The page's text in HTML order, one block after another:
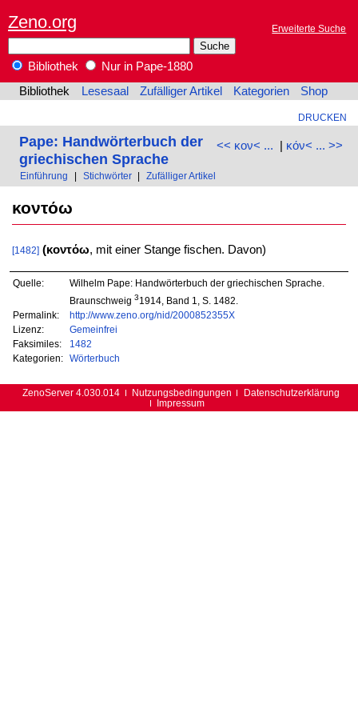
Zeno.org Erweiterte Suche
Bibliothek
Nur in Pape-1880
Bibliothek
Lesesaal Zufälliger Artikel Kategorien Shop
DRUCKEN
<< κον< ... | κόν< ... >>
Pape: Handwörterbuch der
griechischen Sprache
Einführung Stichwörter Zufälliger Artikel
κοντόω
[1482] (κοντόω, mit einer Stange fischen. Davon)
Quelle:
Wilhelm Pape: Handwörterbuch der griechischen Sprache.
Braunschweig 31914, Band 1, S. 1482.
Permalink:
http://www.zeno.org/nid/2000852355X
Lizenz:
Gemeinfrei
Faksimiles:
1482
Kategorien:
Wörterbuch
ZenoServer 4.030.014 Nutzungsbedingungen
Datenschutzerklärung
Impressum